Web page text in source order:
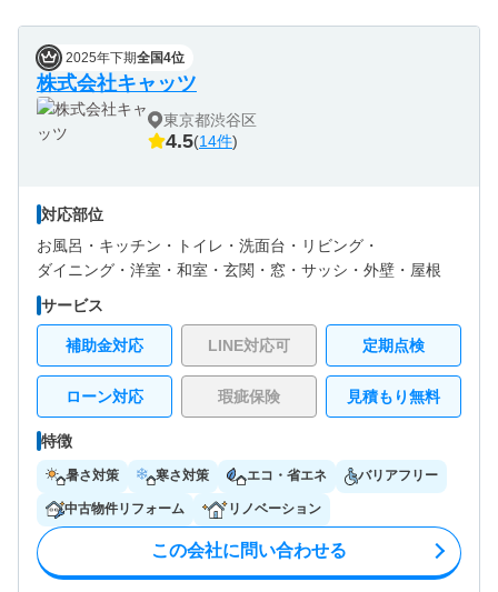
2025年下期全国4位
株式会社キャッツ
東京都渋谷区
4.5(14件)
対応部位
お風呂・ キッチン・ トイレ・ 洗面台・ リビング・
ダイニング・ 洋室・ 和室・ 玄関・ 窓・サッシ・ 外壁・ 屋根
サービス
補助金対応 LINE対応可 定期点検
ローン対応 瑕疵保険 見積もり無料
特徴
暑さ対策 寒さ対策 エコ・省エネ バリアフリー
中古物件リフォーム リノベーション
この会社に問い合わせる